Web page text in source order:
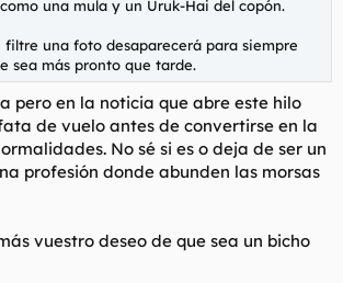
una mula y un Uruk-Hai del copón.
filtre una foto desaparecerá para siempre
sea más pronto que tarde.
pero en la noticia que abre este hilo
de vuelo antes de convertirse en la
No sé si es o deja de ser un
profesión donde abunden las morsas
vuestro deseo de que sea un bicho